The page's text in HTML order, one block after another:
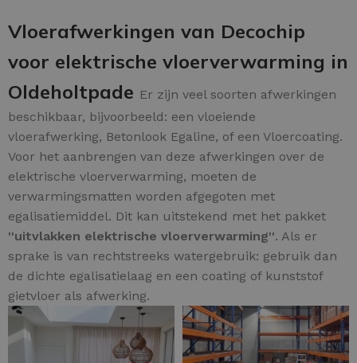
Vloerafwerkingen van Decochip
voor elektrische vloerverwarming in
Oldeholtpade Er zijn veel soorten afwerkingen
beschikbaar, bijvoorbeeld: een vloeiende
vloerafwerking, Betonlook Egaline, of een Vloercoating.
Voor het aanbrengen van deze afwerkingen over de
elektrische vloerverwarming, moeten de
verwarmingsmatten worden afgegoten met
egalisatiemiddel. Dit kan uitstekend met het pakket
''uitvlakken elektrische vloerverwarming''. Als er
sprake is van rechtstreeks watergebruik: gebruik dan
de dichte egalisatielaag en een coating of kunststof
gietvloer als afwerking.